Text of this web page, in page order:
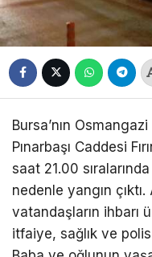
Bursa’nın
Pınarbaşı Caddesi
saat 21.00
nedenle yangın
vatandaşların ihbarı
itfaiye, sağlık ve